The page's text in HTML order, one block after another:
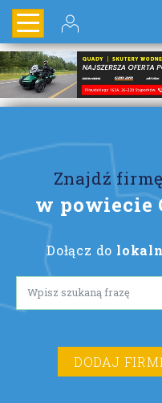
Znajdź
w powiecie
Dołącz do
Lorem ipsum
DODAJ